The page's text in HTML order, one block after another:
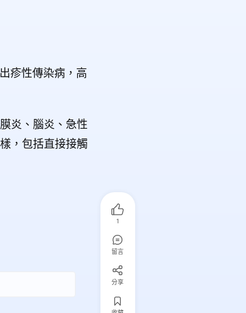
疹性傳染病，高
炎、腦炎、急性
，包括直接接觸
1
留言
分享